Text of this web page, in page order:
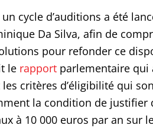
cycle d’auditions a été
Da Silva, afin de
pour refonder ce
le rapportparlementaire qui
critères d’éligibilité qui
la condition de justifier
à 10 000 euros par an sur